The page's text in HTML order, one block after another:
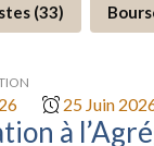
(33)
25 Juin
à